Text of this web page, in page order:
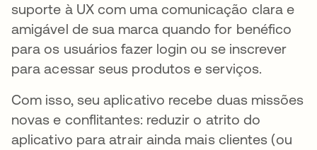
suporte à UX com uma comunicação clara e
amigável de sua marca quando for benéfico
para os usuários fazer login ou se inscrever
para acessar seus produtos e serviços.
Com isso, seu aplicativo recebe duas missões
novas e conflitantes: reduzir o atrito do
aplicativo para atrair ainda mais clientes (ou